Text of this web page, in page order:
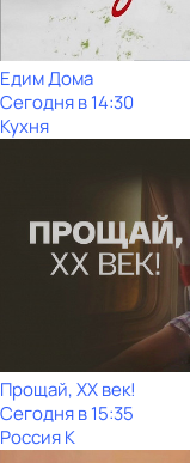
Едим Дома
Сегодня в 14:30
Кухня
Прощай, ХХ век!
Сегодня в 15:35
Россия К